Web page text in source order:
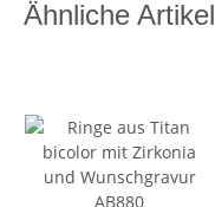
Ähnliche Artikel